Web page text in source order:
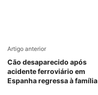
Artigo anterior
Cão desaparecido após
acidente ferroviário em
Espanha regressa à família